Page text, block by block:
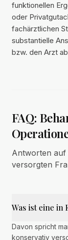
funktionellen
oder
fachärztlichen
substantielle
bzw. den Arzt
FAQ:
Antworten auf
versorgten
Was ist eine
Davon spricht
konservativ